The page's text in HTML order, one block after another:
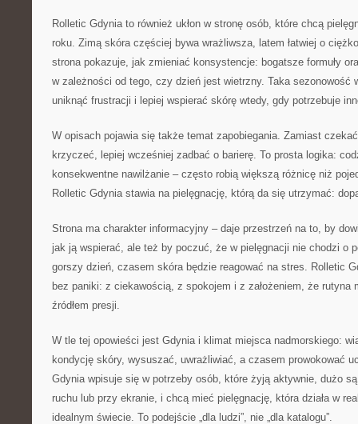
Rolletic Gdynia to również ukłon w stronę osób, które chcą
roku. Zimą skóra częściej bywa wrażliwsza, latem łatwiej o
strona pokazuje, jak zmieniać konsystencje: bogatsze formuły
w zależności od tego, czy dzień jest wietrzny. Taka sezonowość
uniknąć frustracji i lepiej wspierać skórę wtedy, gdy potrzebuje
W opisach pojawia się także temat zapobiegania. Zamiast
krzyczeć, lepiej wcześniej zadbać o barierę. To prosta logika:
konsekwentne nawilżanie – często robią większą różnicę niż
Rolletic Gdynia stawia na pielęgnację, którą da się utrzymać:
Strona ma charakter informacyjny – daje przestrzeń na to, by
jak ją wspierać, ale też by poczuć, że w pielęgnacji nie chodzi o
gorszy dzień, czasem skóra będzie reagować na stres. Rolletic
bez paniki: z ciekawością, z spokojem i z założeniem, że rutyna
źródłem presji.
W tle tej opowieści jest Gdynia i klimat miejsca nadmorskiego:
kondycję skóry, wysuszać, uwrażliwiać, a czasem prowokować
Gdynia wpisuje się w potrzeby osób, które żyją aktywnie, dużo
ruchu lub przy ekranie, i chcą mieć pielęgnację, która działa w
idealnym świecie. To podejście „dla ludzi”, nie „dla katalogu”.